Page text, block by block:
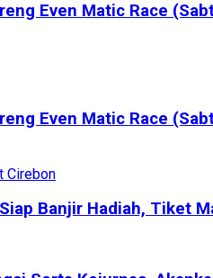
Even Matic Race
Even Matic Race
Banjir Hadiah, Tiket